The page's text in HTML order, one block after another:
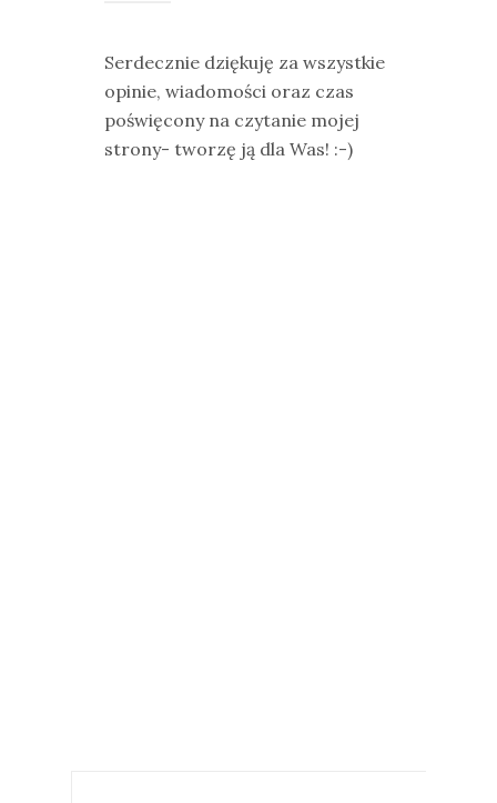
Serdecznie dziękuję za wszystkie
opinie, wiadomości oraz czas
poświęcony na czytanie mojej
strony- tworzę ją dla Was! :-)